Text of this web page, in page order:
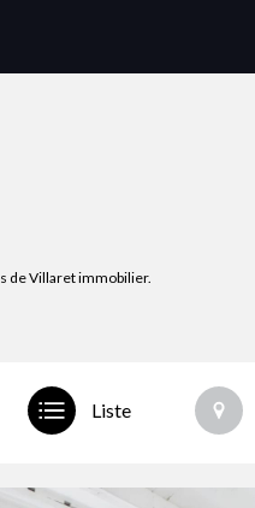
de Villaret immobilier.
Liste